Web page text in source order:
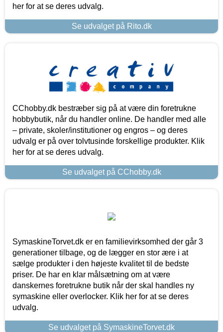
her for at se deres udvalg.
Se udvalget på Rito.dk
CChobby.dk bestræber sig på at være din foretrukne
hobbybutik, når du handler online. De handler med alle
– private, skoler/institutioner og engros – og deres
udvalg er på over tolvtusinde forskellige produkter. Klik
her for at se deres udvalg.
Se udvalget på CChobby.dk
SymaskineTorvet.dk er en familievirksomhed der går 3
generationer tilbage, og de lægger en stor ære i at
sælge produkter i den højeste kvalitet til de bedste
priser. De har en klar målsætning om at være
danskernes foretrukne butik når der skal handles ny
symaskine eller overlocker. Klik her for at se deres
udvalg.
Se udvalget på SymaskineTorvet.dk